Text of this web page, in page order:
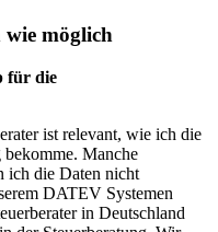
wie möglich
für die
ist relevant, wie ich die
Manche
ich die Daten nicht
DATEV Systemen
in Deutschland